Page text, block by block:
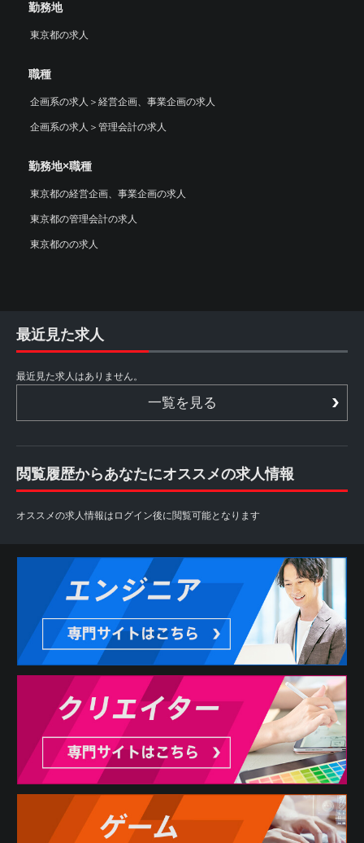
勤務地
東京都の求人
職種
企画系の求人 ＞ 経営企画、事業企画の求人
企画系の求人 ＞ 管理会計の求人
勤務地×職種
東京都の経営企画、事業企画の求人
東京都の管理会計の求人
東京都のの求人
最近見た求人
最近見た求人はありません。
一覧を見る
閲覧履歴からあなたにオススメの求人情報
オススメの求人情報はログイン後に閲覧可能となります